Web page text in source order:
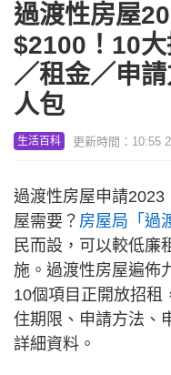
過渡性房屋
$2100！10
／租金／申
人包
生活百科 更新時間：10:55
過渡性房屋申請2023｜
屋需要？ 房屋局「過
民而設，可以較低廉
施。過渡性房屋遍佈
10個項目正開放招租
住期限、申請方法、
詳細資料。